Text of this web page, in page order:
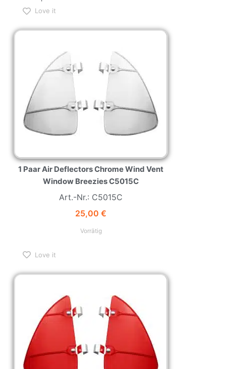
Love it
1 Paar Air Deflectors Chrome Wind Vent
Window Breezies C5015C
Art.-Nr.: C5015C
25,00 €
Vorrätig
Love it